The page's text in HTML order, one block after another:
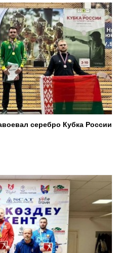
серебро Кубка России